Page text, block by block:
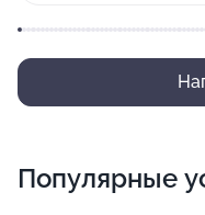
Популярные